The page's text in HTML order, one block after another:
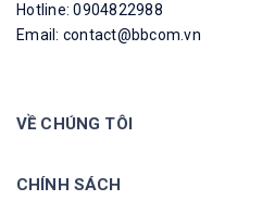
Hotline: 0904822988
Email: contact@bbcom.vn
VỀ CHÚNG TÔI
CHÍNH SÁCH